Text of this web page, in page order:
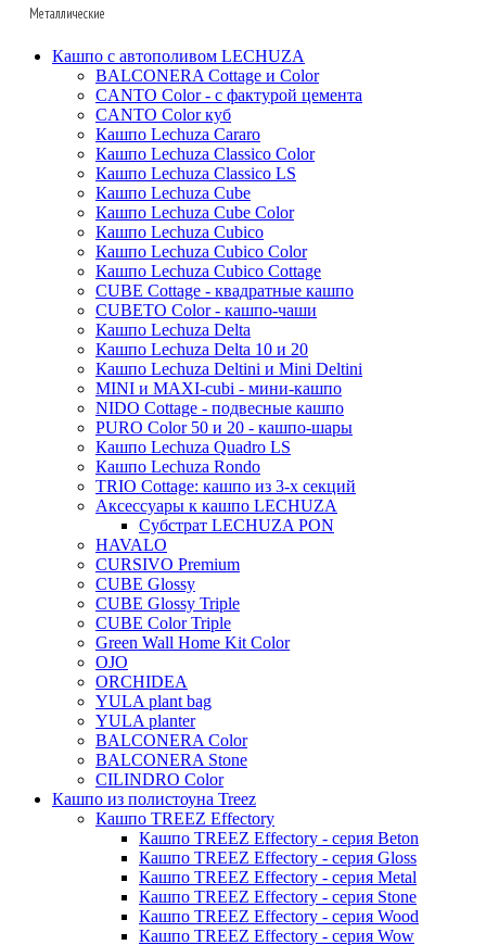
Oceana
Fibrics
Pottery pots
Bohemian
Luca lifestyle
Marrone
Ter steege
Van der leeden
Baskets
Polystone
Metallic
Oceana
Colour me
Luxe lite
Polystone coated
Raindrop
Vertical rib
Vogue
Capi
Nature rib
Nature row
Lux heraldry
Lux terrazzo
Fleur ami
Livingreen
Pottery pots
Oyster
Refined
Cement
Essential
Natural
Platinum
Refined retro
Ridged
Rough
Stone
Luca lifestyle
Argento
Grigio
Struttura
Private label
Blend
White label
Polycube
Twist
Ter steege
Sebas
Dian
Unique
Static
Baq
КЕРАМИЧЕСКИЕ_BAQ
Fusion
Fleur ami
Den daas
Terra cotta
КЕРАМИЧЕСКИЕ_DEN DAAS
Terra cotta
Ter steege
Mystic
Amora
Cresta
Esra
Manon
Ryan
Suze
Lindy
Karlijn
Moda
Pure
Private label
Laos
Beauty
Plain
Xclusive gardens
Металлические
Baq
Oceana
Superline
Alure
Conica
Standaard
Trend
Cortenstyle
Stiel
Ter steege
Кашпо с автополивом LECHUZA
BALCONERA Cottage и Color
CANTO Color - с фактурой цемента
CANTO Color куб
Кашпо Lechuza Cararo
Кашпо Lechuza Classico Color
Кашпо Lechuza Classico LS
Кашпо Lechuza Cube
Кашпо Lechuza Cube Color
Кашпо Lechuza Cubico
Кашпо Lechuza Cubico Color
Кашпо Lechuza Cubico Cottage
CUBE Cottage - квадратные кашпо
CUBETO Color - кашпо-чаши
Кашпо Lechuza Delta
Кашпо Lechuza Delta 10 и 20
Кашпо Lechuza Deltini и Mini Deltini
MINI и MAXI-cubi - мини-кашпо
NIDO Cottage - подвесные кашпо
PURO Color 50 и 20 - кашпо-шары
Кашпо Lechuza Quadro LS
Кашпо Lechuza Rondo
TRIO Cottage: кашпо из 3-х секций
Аксессуары к кашпо LECHUZA
Субстрат LECHUZA PON
HAVALO
CURSIVO Premium
CUBE Glossy
CUBE Glossy Triple
CUBE Color Triple
Green Wall Home Kit Color
OJO
ORCHIDEA
YULA plant bag
YULA planter
BALCONERA Color
BALCONERA Stone
CILINDRO Color
Кашпо из полистоуна Treez
Кашпо TREEZ Effectory
Кашпо TREEZ Effectory - серия Beton
Кашпо TREEZ Effectory - серия Gloss
Кашпо TREEZ Effectory - серия Metal
Кашпо TREEZ Effectory - серия Stone
Кашпо TREEZ Effectory - серия Wood
Кашпо TREEZ Effectory - серия Wow